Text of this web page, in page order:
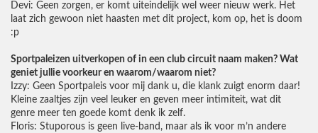
Devi: Geen zorgen, er komt uiteindelijk wel weer nieuw werk. Het
laat zich gewoon niet haasten met dit project, kom op, het is doom
:p
Sportpaleizen uitverkopen of in een club circuit naam maken? Wat
geniet jullie voorkeur en waarom/waarom niet?
Izzy: Geen Sportpaleis voor mij dank u, die klank zuigt enorm daar!
Kleine zaaltjes zijn veel leuker en geven meer intimiteit, wat dit
genre meer ten goede komt denk ik zelf.
Floris: Stuporous is geen live-band, maar als ik voor m’n andere